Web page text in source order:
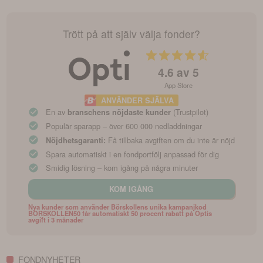
Trött på att själv välja fonder?
4.6 av 5
App Store
ANVÄNDER SJÄLVA
En av branschens nöjdaste kunder (Trustpilot)
Populär sparapp – över 600 000 nedladdningar
Nöjdhetsgaranti: Få tillbaka avgiften om du inte är nöjd
Spara automatiskt i en fondportfölj anpassad för dig
Smidig lösning – kom igång på några minuter
KOM IGÅNG
Nya kunder som använder Börskollens unika kampanjkod
BORSKOLLEN50 får automatiskt 50 procent rabatt på Optis
avgift i 3 månader
FONDNYHETER